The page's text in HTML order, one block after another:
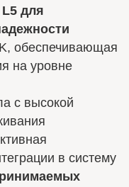
для
обеспечивающая
на уровне
с высокой
в систему